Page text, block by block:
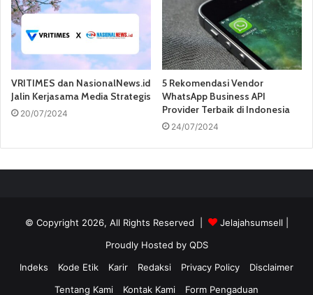
VRITIMES dan NasionalNews.id
Jalin Kerjasama Media Strategis
20/07/2024
5 Rekomendasi Vendor
WhatsApp Business API
Provider Terbaik di Indonesia
24/07/2024
© Copyright 2026, All Rights Reserved | Jelajahsumsell
Proudly Hosted by QDS
Indeks
Kode Etik Karir Redaksi Privacy Policy
Disclaimer
Tentang Kami
Kontak Kami Form Pengaduan